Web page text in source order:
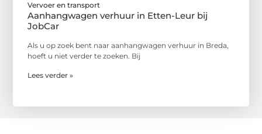
Vervoer en transport
Aanhangwagen verhuur in Etten-Leur bij
JobCar
Als u op zoek bent naar aanhangwagen verhuur in Breda,
hoeft u niet verder te zoeken. Bij
Lees verder »